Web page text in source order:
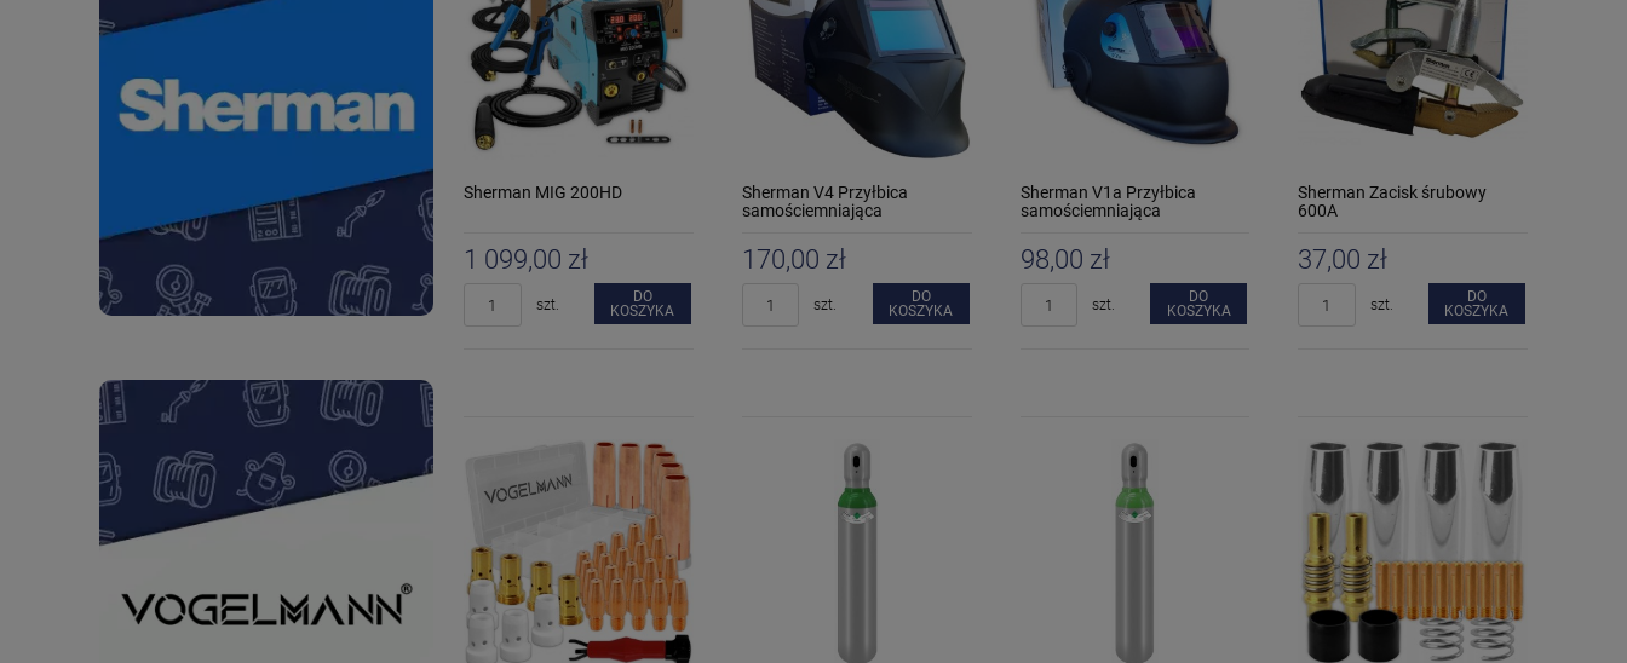
Sherman MIG 200HD
1 099,00 zł
szt.
DO
KOSZYKA
Sherman V4 Przyłbica
samościemniająca
170,00 zł
szt.
DO
KOSZYKA
Sherman V1a Przyłbica
samościemniająca
98,00 zł
szt.
DO
KOSZYKA
Sherman Zacisk śrubowy
600A
37,00 zł
szt.
DO
KOSZYKA